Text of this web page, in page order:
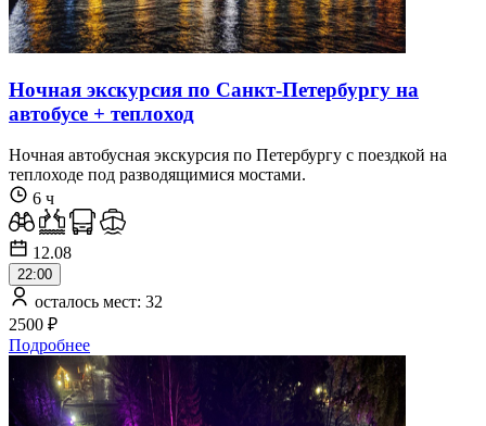
Ночная экскурсия по Санкт-Петербургу на
автобусе + теплоход
Ночная автобусная экскурсия по Петербургу с поездкой на
теплоходе под разводящимися мостами.
6 ч
12.08
22:00
осталось мест: 32
2500 ₽
Подробнее